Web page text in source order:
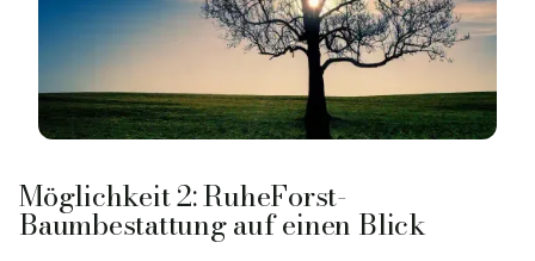
Möglichkeit 2: RuheForst-
Baumbestattung auf einen Blick